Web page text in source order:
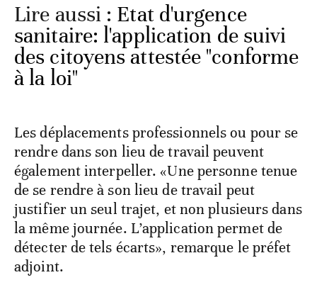
Lire aussi : Etat d'urgence
sanitaire: l'application de suivi
des citoyens attestée "conforme
à la loi"
Les déplacements professionnels ou pour se
rendre dans son lieu de travail peuvent
également interpeller. «Une personne tenue
de se rendre à son lieu de travail peut
justifier un seul trajet, et non plusieurs dans
la même journée. L’application permet de
détecter de tels écarts», remarque le préfet
adjoint.